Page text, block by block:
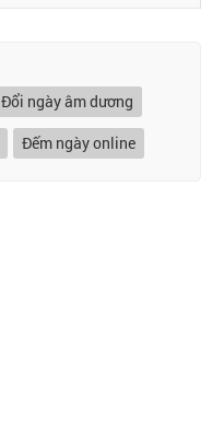
Đổi ngày âm dương
Đếm ngày online